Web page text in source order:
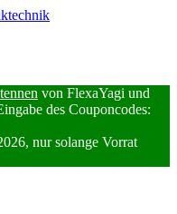
von FlexaYagi und
des Couponcodes:
nur solange Vorrat